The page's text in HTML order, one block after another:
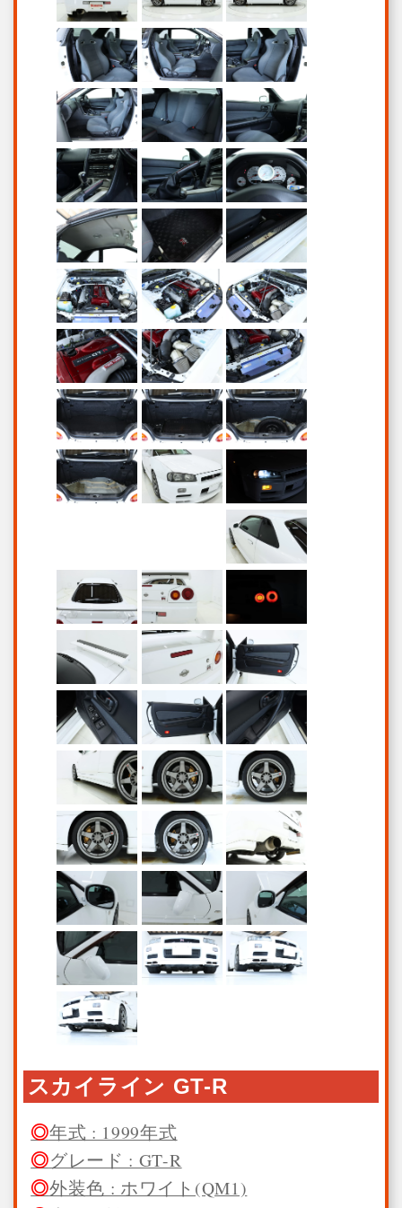
スカイライン GT-R
年式 : 1999年式
グレード : GT-R
外装色 : ホワイト(QM1)